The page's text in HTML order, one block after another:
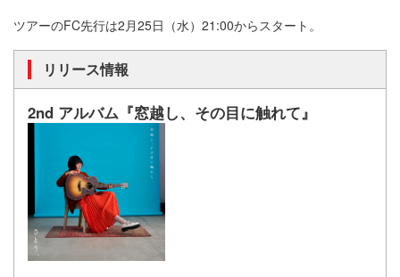
ツアーのFC先行は2月25日（水）21:00からスタート。
リリース情報
2nd アルバム『窓越し、その目に触れて』